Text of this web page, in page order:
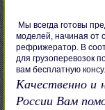
Мы всегда готовы
моделей, начиная от
рефрижератор. В
для грузоперевозок
вам бесплатную
Качественно и
России Вам